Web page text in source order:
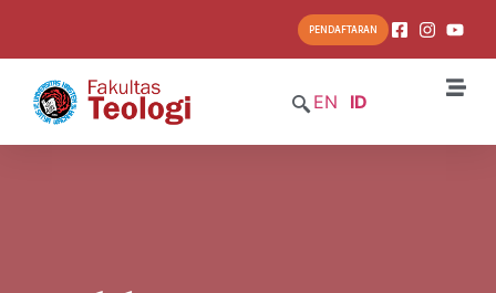
PENDAFTARAN
EN ID